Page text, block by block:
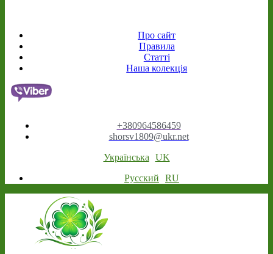
Про сайт
Правила
Статті
Наша колекція
+380964586459
shorsv1809@ukr.net
Українська
UK
Русский
RU